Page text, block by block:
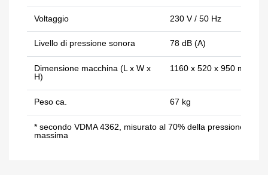
Voltaggio 230 V / 50 Hz
Livello di pressione sonora 78 dB (A)
Dimensione macchina (L x W x
H)
1160 x 520 x 950 mm
Peso ca. 67 kg
* secondo VDMA 4362, misurato al 70% della pressione
massima